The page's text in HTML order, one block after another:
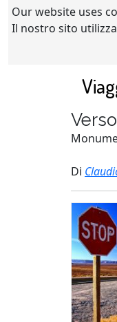
Our website uses
Il nostro sito
Di